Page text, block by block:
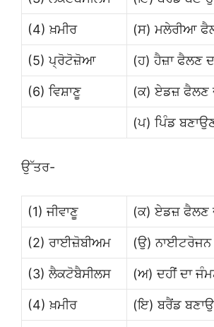
(4) ਖ਼ਮੀਰ (ਸ) ਮਲੇਰੀਆ
(5) ਪ੍ਰੋਟੋਜ਼ੋਆ (ਹ) ਹੈਜ਼ਾ ਫੈਲਣ
(6) ਵਿਸ਼ਾਣੂ (ਕ) ਏਡਜ਼ ਫੈਲਣ
(ਪ) ਪਿੰਡ
ਉੱਤਰ-
(1) ਜੀਵਾਣੂ (ਕ) ਏਡਜ਼ ਫੈਲਣ
(2) ਰਾਈਜ਼ੋਬੀਅਮ (ਉ) ਨਾਈਟਰੋਜਨ
(3) ਲੈਕਟੋਬੈਸੀਲਸ (ਅ) ਦਹੀਂ ਦਾ
(4) ਖ਼ਮੀਰ (ਇ) ਬਰੈਂਡ